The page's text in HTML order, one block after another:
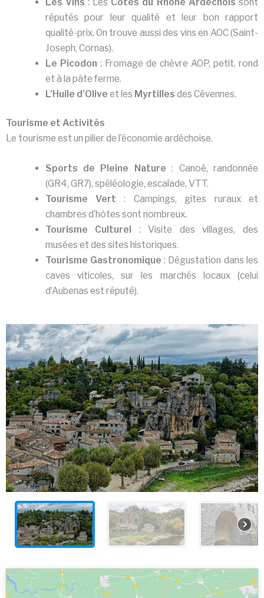
réputés pour leur qualité et leur bon rapport
qualité-prix. On trouve aussi des vins en AOC (Saint-
Joseph, Cornas).
Le Picodon : Fromage de chèvre AOP, petit, rond
et à la pâte ferme.
L’Huile d’Olive et les Myrtilles des Cévennes.
Tourisme et Activités
Le tourisme est un pilier de l’économie ardéchoise.
Sports de Pleine Nature : Canoë, randonnée
(GR4, GR7), spéléologie, escalade, VTT.
Tourisme Vert : Campings, gîtes ruraux et
chambres d’hôtes sont nombreux.
Tourisme Culturel : Visite des villages, des
musées et des sites historiques.
Tourisme Gastronomique : Dégustation dans les
caves viticoles, sur les marchés locaux (celui
d’Aubenas est réputé).